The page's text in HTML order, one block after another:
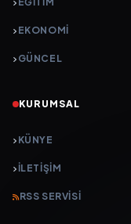
EKONOMİ
GÜNCEL
KURUMSAL
KÜNYE
İLETIŞIM
RSS SERVISI